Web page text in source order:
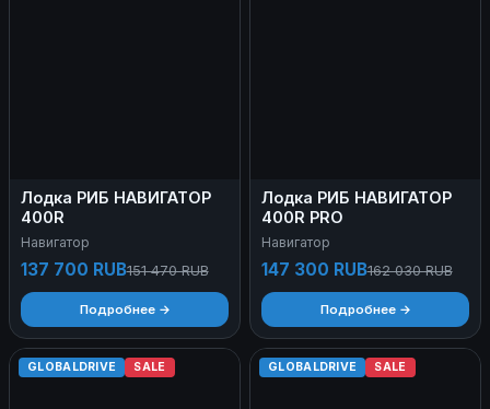
Лодка РИБ НАВИГАТОР
400R
Навигатор
137 700 RUB151 470 RUB
Подробнее →
Лодка РИБ НАВИГАТОР
400R PRO
Навигатор
147 300 RUB162 030 RUB
Подробнее →
GLOBALDRIVE SALE GLOBALDRIVE SALE